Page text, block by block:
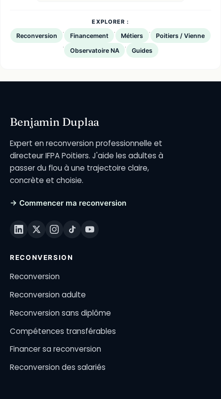
EXPLORER :
Reconversion · Financement · Métiers · Poitiers / Vienne
· Observatoire NA · Guides
Benjamin Duplaa
Expert en reconversion professionnelle et
directeur IFPA Poitiers. J'aide les adultes à
passer du flou à une trajectoire claire,
concrète et choisie.
→ Commencer ma reconversion
RECONVERSION
Reconversion
Reconversion adulte
Reconversion sans diplôme
Compétences transférables
Financer sa reconversion
Reconversion des salariés